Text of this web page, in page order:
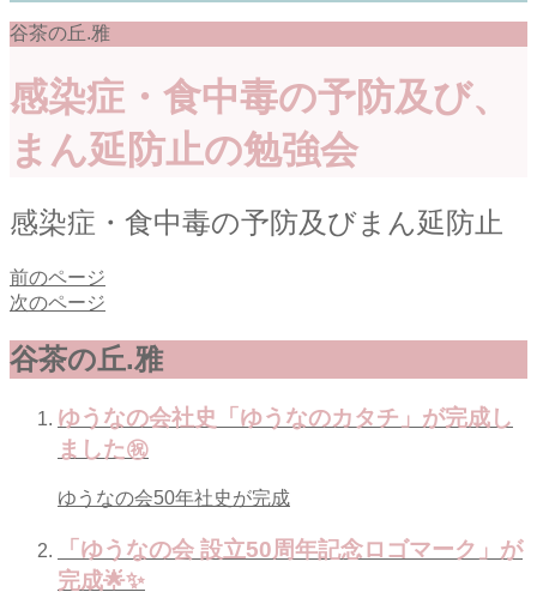
谷茶の丘.雅
感染症・食中毒の予防及び、
まん延防止の勉強会
感染症・食中毒の予防及びまん延防止
前のページ
次のページ
谷茶の丘.雅
ゆうなの会社史「ゆうなのカタチ」が完成し
ました㊗️
ゆうなの会50年社史が完成
「ゆうなの会 設立50周年記念ロゴマーク」が
完成🌟✨